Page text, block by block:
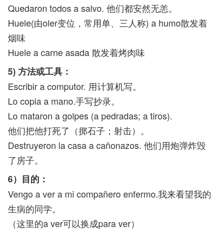
Quedaron todos a salvo. 他们都安然无恙。
Huele(由oler变位，常用单、三人称) a humo散发着
烟味
Huele a carne asada 散发着烤肉味
5) 方法或工具：
Escribir a computor. 用计算机写。
Lo copia a mano.手写抄录。
Lo mataron a golpes (a pedradas; a tiros).
他们把他打死了（掷石子；射击）。
Destruyeron la casa a cañonazos. 他们用炮弹炸毁
了房子。
6）目的：
Vengo a ver a mi compañero enfermo.我来看望我的
生病的同学。
（这里的a ver可以换成para ver）